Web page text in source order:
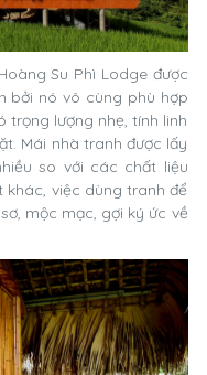
Su Phì Lodge được
bởi nó vô cùng phù hợp
trọng lượng nhẹ, tính linh
Mái nhà tranh được lấy
so với các chất liệu
khác, việc dùng tranh để
mộc mạc, gợi ký ức về